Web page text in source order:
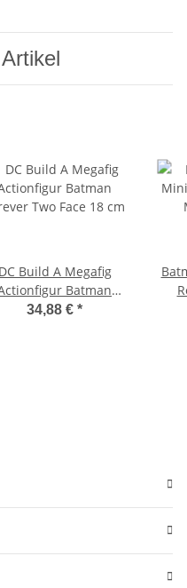
DC Build A Megafig
Batman
Two Face 18 cm
34,88 € *